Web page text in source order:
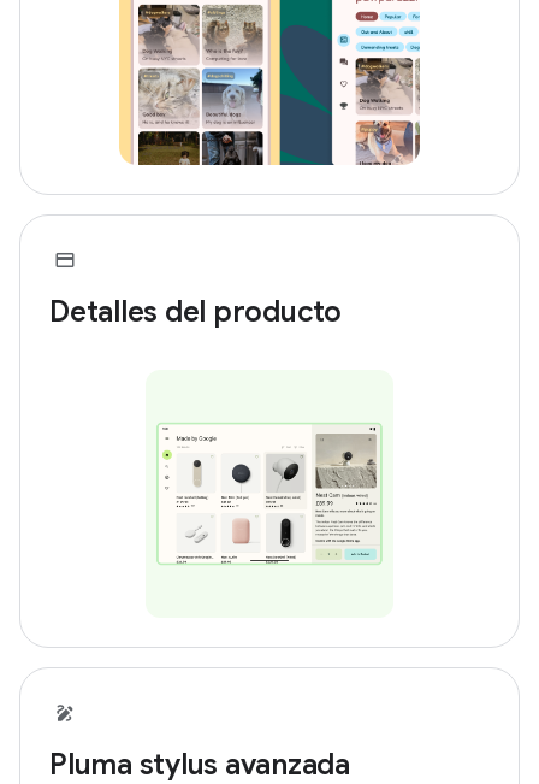
Detalles del producto
Pluma stylus avanzada